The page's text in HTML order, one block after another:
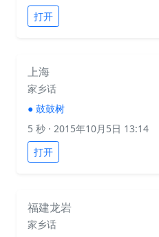
打开
上海
家乡话
● 鼓鼓树
5 秒 · 2015年10月5日 13:14
打开
福建龙岩
家乡话